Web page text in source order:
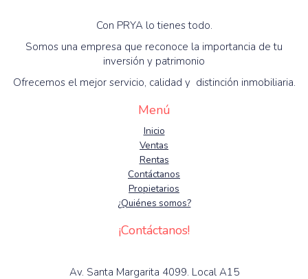
Con PRYA lo tienes todo.
Somos una empresa que reconoce la importancia de tu
inversión y patrimonio
Ofrecemos el mejor servicio, calidad y distinción inmobiliaria.
Menú
Inicio
Ventas
Rentas
Contáctanos
Propietarios
¿Quiénes somos?
¡Contáctanos!
Av. Santa Margarita 4099. Local A15